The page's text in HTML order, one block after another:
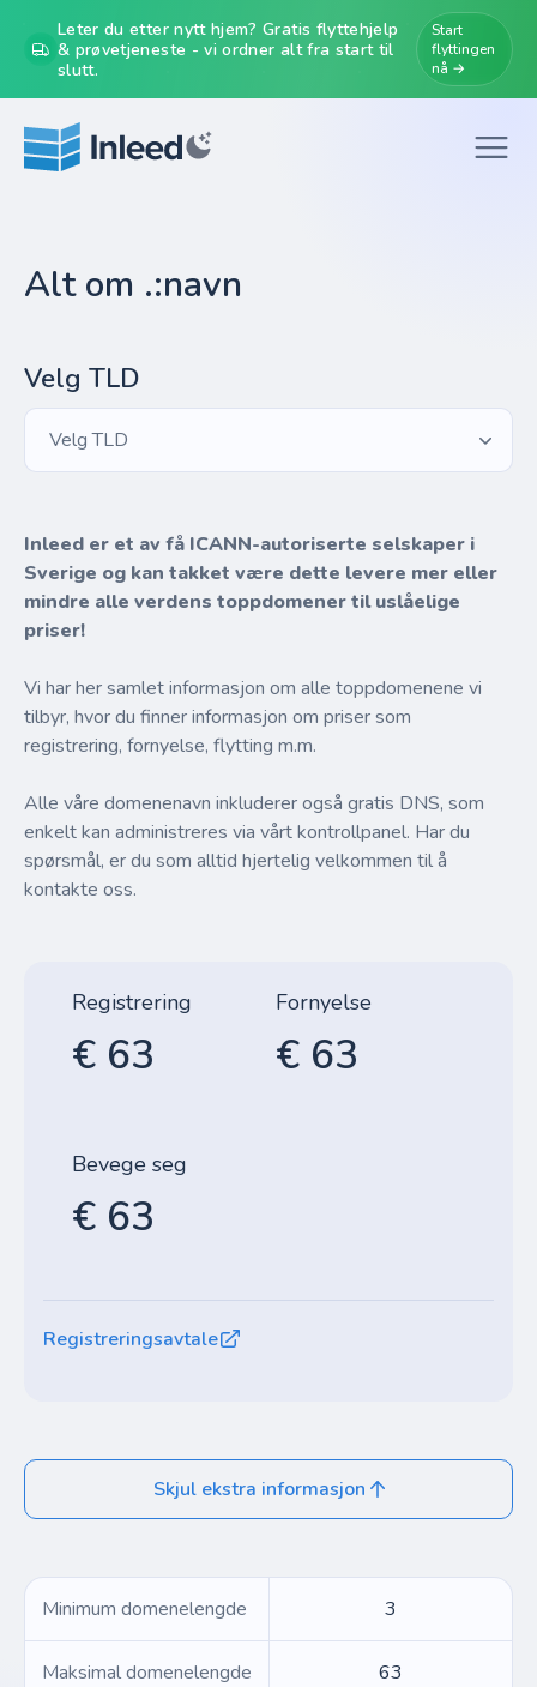
Leter du etter nytt hjem? Gratis flyttehjelp
& prøvetjeneste - vi ordner alt fra start til
slutt.
Start
flyttingen
nå →
Alt om .:navn
Velg TLD
Velg TLD
Inleed er et av få ICANN-autoriserte selskaper i
Sverige og kan takket være dette levere mer eller
mindre alle verdens toppdomener til uslåelige
priser!
Vi har her samlet informasjon om alle toppdomenene vi
tilbyr, hvor du finner informasjon om priser som
registrering, fornyelse, flytting m.m.
Alle våre domenenavn inkluderer også gratis DNS, som
enkelt kan administreres via vårt kontrollpanel. Har du
spørsmål, er du som alltid hjertelig velkommen til å
kontakte oss.
Registrering
€ 63
Fornyelse
€ 63
Bevege seg
€ 63
Registreringsavtale
Skjul ekstra informasjon
Minimum domenelengde 3
Maksimal domenelengde 63